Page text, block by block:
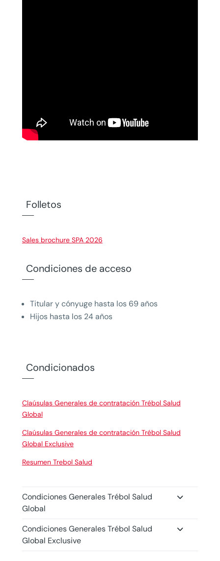
Folletos
Sales brochure SPA 2026
Condiciones de acceso
Titular y cónyuge hasta los 69 años
Hijos hasta los 24 años
Condicionados
Claúsulas Generales de contratación Trébol Salud
Global
Claúsulas Generales de contratación Trébol Salud
Global Exclusive
Resumen Trebol Salud
Condiciones Generales Trébol Salud
Global
Condiciones Generales Trébol Salud
Global Exclusive